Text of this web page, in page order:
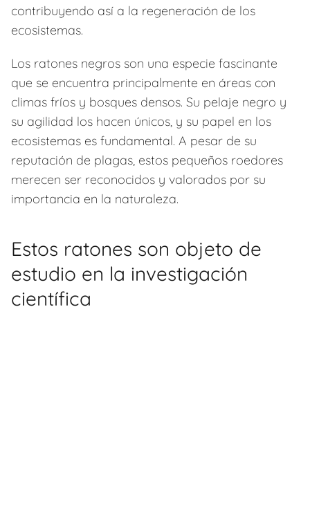
contribuyendo así a la regeneración de los
ecosistemas.
Los ratones negros son una especie fascinante
que se encuentra principalmente en áreas con
climas fríos y bosques densos. Su pelaje negro y
su agilidad los hacen únicos, y su papel en los
ecosistemas es fundamental. A pesar de su
reputación de plagas, estos pequeños roedores
merecen ser reconocidos y valorados por su
importancia en la naturaleza.
Estos ratones son objeto de
estudio en la investigación
científica